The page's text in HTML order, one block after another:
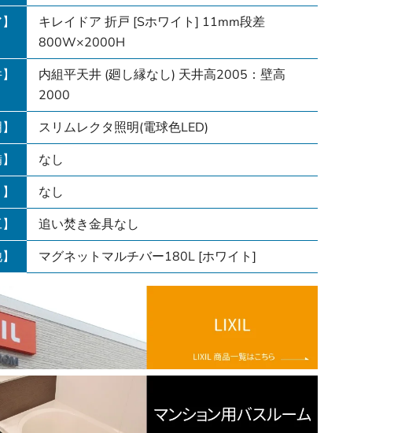
キレイドア 折戸 [Sホワイト] 11mm段差
800W×2000H
内組平天井 (廻し縁なし) 天井高2005：壁高
2000
スリムレクタ照明(電球色LED)
なし
なし
追い焚き金具なし
マグネットマルチバー180L [ホワイト]